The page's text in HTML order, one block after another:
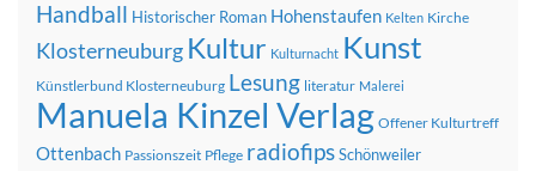
Handball Historischer Roman Hohenstaufen Kelten Kirche
Klosterneuburg Kultur Kulturnacht Kunst
Künstlerbund Klosterneuburg Lesung literatur Malerei
Manuela Kinzel Verlag Offener Kulturtreff
Ottenbach Passionszeit Pflege radiofipsSchönweiler